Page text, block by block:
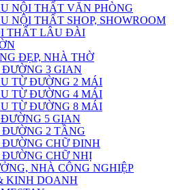
NỘI THẤT VĂN PHÒNG
NỘI THẤT SHOP, SHOWROOM
THẤT LÂU ĐÀI
ĐẸP, NHÀ THỜ
3 GIAN
TỪ ĐƯỜNG 2 MÁI
TỪ ĐƯỜNG 4 MÁI
TỪ ĐƯỜNG 8 MÁI
5 GIAN
2 TẦNG
CHỮ ĐINH
CHỮ NHỊ
NHÀ CÔNG NGHIỆP
KINH DOANH